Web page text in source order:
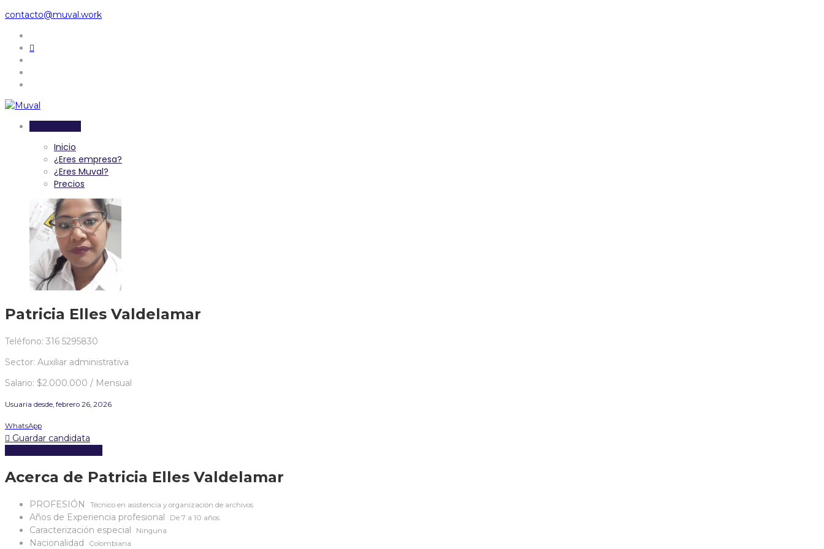
contacto@muval.work
Inicio
¿Eres empresa?
¿Eres Muval?
Precios
Patricia Elles Valdelamar
Teléfono: 316 5295830
Sector: Auxiliar administrativa
Salario: $2.000.000 / Mensual
Usuaria desde, febrero 26, 2026
WhatsApp
Guardar candidata
Acerca de Patricia Elles Valdelamar
PROFESIÓN Técnico en asistencia y organización de archivos
Años de Experiencia profesional De 7 a 10 años
Caracterización especial Ninguna
Nacionalidad Colombiana